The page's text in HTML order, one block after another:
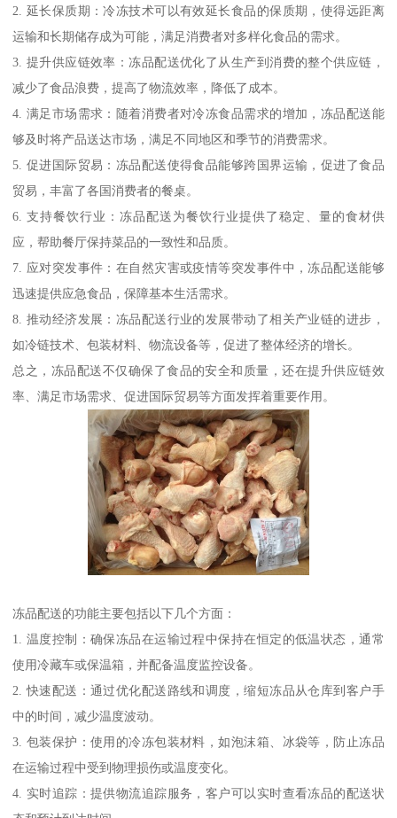
2. 延长保质期：冷冻技术可以有效延长食品的保质期，使得远距离
运输和长期储存成为可能，满足消费者对多样化食品的需求。
3. 提升供应链效率：冻品配送优化了从生产到消费的整个供应链，
减少了食品浪费，提高了物流效率，降低了成本。
4. 满足市场需求：随着消费者对冷冻食品需求的增加，冻品配送能
够及时将产品送达市场，满足不同地区和季节的消费需求。
5. 促进国际贸易：冻品配送使得食品能够跨国界运输，促进了食品
贸易，丰富了各国消费者的餐桌。
6. 支持餐饮行业：冻品配送为餐饮行业提供了稳定、量的食材供
应，帮助餐厅保持菜品的一致性和品质。
7. 应对突发事件：在自然灾害或疫情等突发事件中，冻品配送能够
迅速提供应急食品，保障基本生活需求。
8. 推动经济发展：冻品配送行业的发展带动了相关产业链的进步，
如冷链技术、包装材料、物流设备等，促进了整体经济的增长。
总之，冻品配送不仅确保了食品的安全和质量，还在提升供应链效
率、满足市场需求、促进国际贸易等方面发挥着重要作用。
冻品配送的功能主要包括以下几个方面：
1. 温度控制：确保冻品在运输过程中保持在恒定的低温状态，通常
使用冷藏车或保温箱，并配备温度监控设备。
2. 快速配送：通过优化配送路线和调度，缩短冻品从仓库到客户手
中的时间，减少温度波动。
3. 包装保护：使用的冷冻包装材料，如泡沫箱、冰袋等，防止冻品
在运输过程中受到物理损伤或温度变化。
4. 实时追踪：提供物流追踪服务，客户可以实时查看冻品的配送状